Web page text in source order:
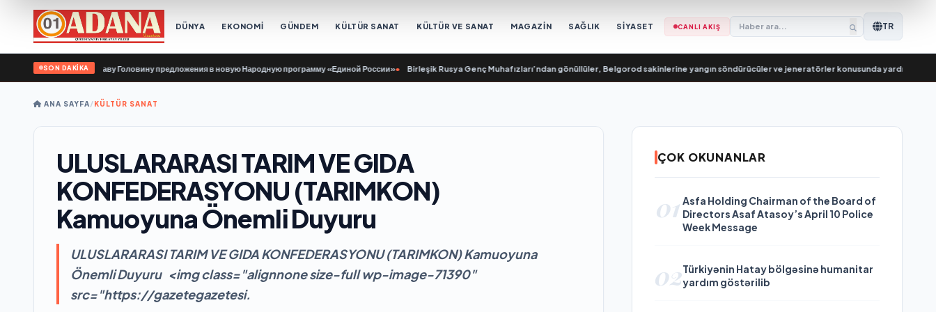
DÜNYA EKONOMİ GÜNDEM KÜLTÜR SANAT KÜLTÜR VE SANAT MAGAZİN SAĞLIK SİYASET CANLI AKIŞ TR
SON DAKİKA
передали Владиславу Головину предложения в новую Народную программу «Единой России»• Birleşik Rusya Genç Muhafızları’ndan gönüllüler, Belgorod sakinlerine yangın söndürücüler ve jeneratörler konusunda yardımcı olacak
ANA SAYFA/KÜLTÜR SANAT
ULUSLARARASI TARIM VE GIDA
KONFEDERASYONU (TARIMKON)
Kamuoyuna Önemli Duyuru
ULUSLARARASI TARIM VE GIDA KONFEDERASYONU (TARIMKON) Kamuoyuna
Önemli Duyuru <img class="alignnone size-full wp-image-71390"
src="https://gazetegazetesi.
ÇOK OKUNANLAR
01 Asfa Holding Chairman of the Board of
Directors Asaf Atasoy’s April 10 Police
Week Message
02Türkiyənin Hatay bölgəsinə humanitar
yardım göstərilib